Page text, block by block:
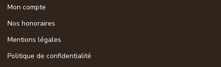
Mon compte
Nos honoraires
Mentions légales
Politique de confidentialité